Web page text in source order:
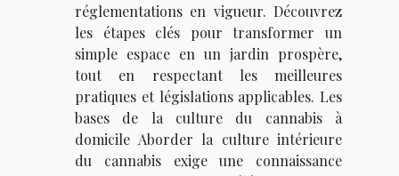
réglementations en vigueur. Découvrez
les étapes clés pour transformer un
simple espace en un jardin prospère,
tout en respectant les meilleures
pratiques et législations applicables. Les
bases de la culture du cannabis à
domicile Aborder la culture intérieure
du cannabis exige une connaissance